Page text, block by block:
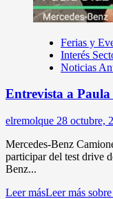
Ferias y
Interés
Noticias
Entrevista a Paula
elremolque 28 octubre,
Mercedes-Benz
participar del test drive
Benz...
Leer másLeer más